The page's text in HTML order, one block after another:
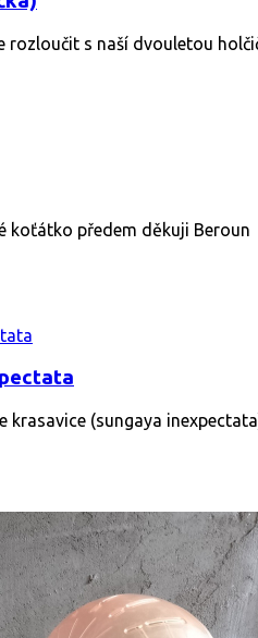
rozloučit s naší dvouletou
koťátko předem děkuji Beroun
krasavice (sungaya